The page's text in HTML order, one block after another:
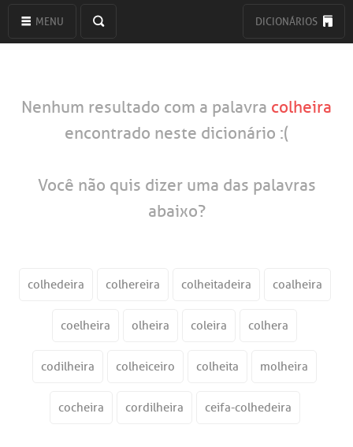
MENU DICIONÁRIOS
Nenhum resultado com a palavra colheira
encontrado neste dicionário :(
Você não quis dizer uma das palavras
abaixo?
colhedeira colhereira colheitadeira coalheira
coelheira olheira coleira colhera
codilheira colheiceiro colheita molheira
cocheira cordilheira ceifa-colhedeira